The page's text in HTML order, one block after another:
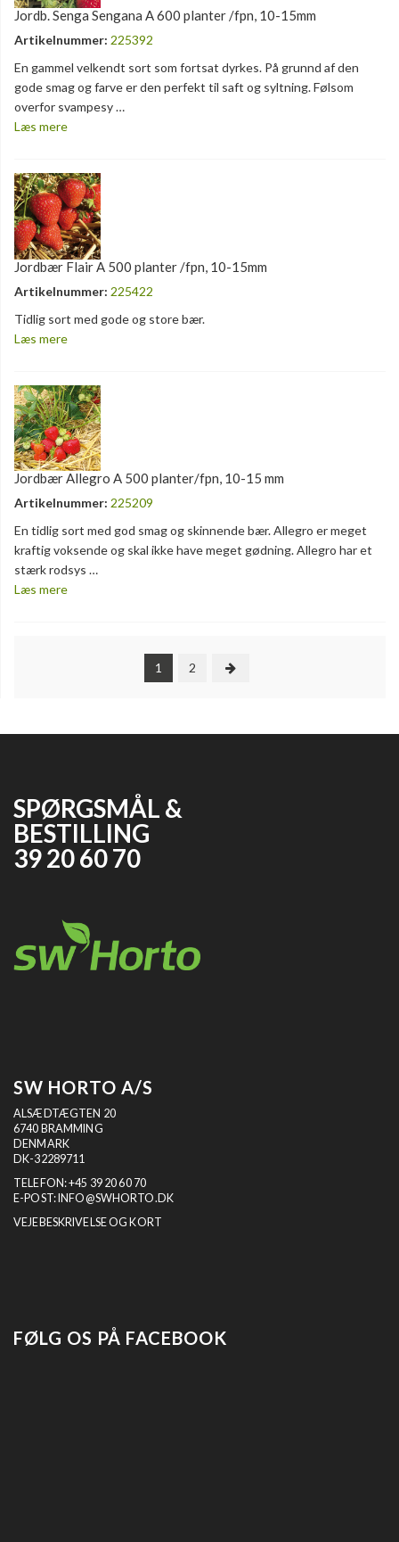
Jordb. Senga Sengana A 600 planter /fpn, 10-15mm
Artikelnummer: 225392
En gammel velkendt sort som fortsat dyrkes. På grunnd af den
gode smag og farve er den perfekt til saft og syltning. Følsom
overfor svampesy …
Læs mere
Jordbær Flair A 500 planter /fpn, 10-15mm
Artikelnummer: 225422
Tidlig sort med gode og store bær.
Læs mere
Jordbær Allegro A 500 planter/fpn, 10-15 mm
Artikelnummer: 225209
En tidlig sort med god smag og skinnende bær. Allegro er meget
kraftig voksende og skal ikke have meget gødning. Allegro har et
stærk rodsys …
Læs mere
1 2
SPØRGSMÅL &
BESTILLING
39 20 60 70
SW HORTO A/S
ALSÆDTÆGTEN 20
6740 BRAMMING
DENMARK
DK-32289711
TELEFON:+45 39 20 60 70
E-POST: INFO@SWHORTO.DK
VEJEBESKRIVELSE OG KORT
FØLG OS PÅ FACEBOOK